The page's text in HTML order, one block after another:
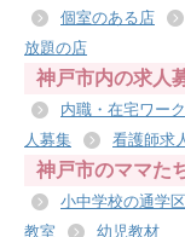
個室のある店
放題の店
神戸市内の求人
内職・在宅ワー
人募集
看護師求
神戸市のママた
小中学校の通学
教室
幼児教材